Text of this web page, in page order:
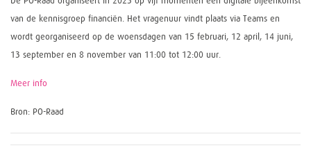
van de kennisgroep financiën. Het vragenuur vindt plaats via Teams en
wordt georganiseerd op de woensdagen van 15 februari, 12 april, 14 juni,
13 september en 8 november van 11:00 tot 12:00 uur.
Meer info
Bron: PO-Raad